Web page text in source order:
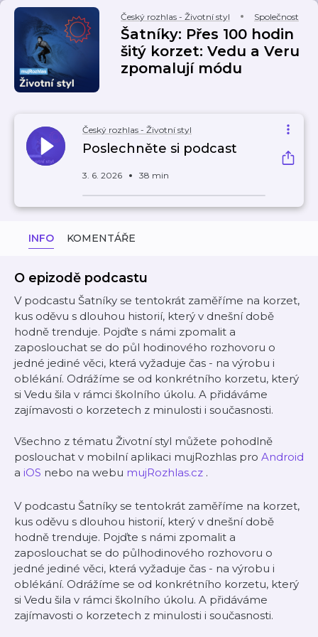
Český rozhlas - Životní styl Společnost
Šatníky: Přes 100 hodin
šitý korzet: Vedu a Veru
zpomalují módu
Český rozhlas - Životní styl
Poslechněte si podcast
3. 6. 2026 38 min
INFO KOMENTÁŘE
O epizodě podcastu
V podcastu Šatníky se tentokrát zaměříme na korzet,
kus oděvu s dlouhou historií, který v dnešní době
hodně trenduje. Pojďte s námi zpomalit a
zaposlouchat se do půl hodinového rozhovoru o
jedné jediné věci, která vyžaduje čas - na výrobu i
oblékání. Odrážíme se od konkrétního korzetu, který
si Vedu šila v rámci školního úkolu. A přidáváme
zajímavosti o korzetech z minulosti i současnosti.
Všechno z tématu Životní styl můžete pohodlně
poslouchat v mobilní aplikaci mujRozhlas pro Android
a iOS nebo na webu mujRozhlas.cz .
V podcastu Šatníky se tentokrát zaměříme na korzet,
kus oděvu s dlouhou historií, který v dnešní době
hodně trenduje. Pojďte s námi zpomalit a
zaposlouchat se do půlhodinového rozhovoru o
jedné jediné věci, která vyžaduje čas - na výrobu i
oblékání. Odrážíme se od konkrétního korzetu, který
si Vedu šila v rámci školního úkolu. A přidáváme
zajímavosti o korzetech z minulosti i současnosti.